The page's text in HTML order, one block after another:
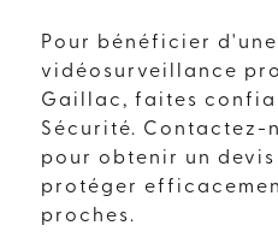
Pour bénéficier
vidéosurveillance
Gaillac, faites
Sécurité. Contactez-
pour obtenir un
protéger
proches.